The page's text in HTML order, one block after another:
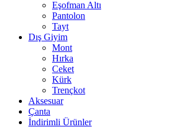
Eşofman Altı
Pantolon
Tayt
Dış Giyim
Mont
Hırka
Ceket
Kürk
Trençkot
Aksesuar
Çanta
İndirimli Ürünler